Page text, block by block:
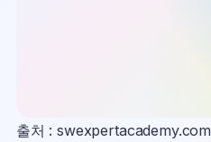
출처 : swexpertacademy.com